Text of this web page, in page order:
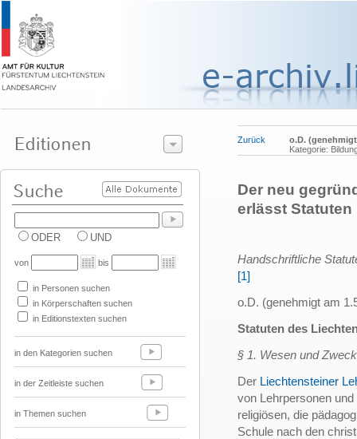
ODER UND
von bis
in Personen suchen
in Körperschaften suchen
in Editionstexten suchen
in den Kategorien suchen
in der Zeitleiste suchen
in Themen suchen
Zurück
o.D.
Kategorie:
Der neu
erlässt Statuten
Handschriftliche
[1]
o.D. (genehmigt am
Statuten des
§ 1. Wesen und Zweck
Der Liechtensteiner
von Lehrpersonen
religiösen, die
Schule nach den